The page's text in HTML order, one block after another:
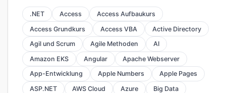
.NET Access
Access Aufbaukurs
Access Grundkurs
Access VBA
Active Directory
Agil und Scrum
Agile Methoden
AI
Amazon EKS
Angular
Apache Webserver
App-Entwicklung
Apple Numbers
Apple Pages
ASP.NET
AWS Cloud Azure
Big Data